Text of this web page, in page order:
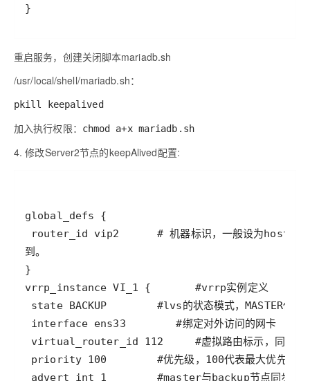
重启服务，创建关闭脚本mariadb.sh
/usr/local/shell/mariadb.sh：
pkill keepalived
加入执行权限： chmod a+x mariadb.sh
4. 修改Server2节点的keepAlived配置: